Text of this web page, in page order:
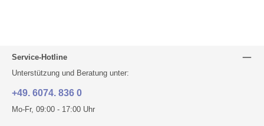
Service-Hotline
Unterstützung und Beratung unter:
+49. 6074. 836 0
Mo-Fr, 09:00 - 17:00 Uhr